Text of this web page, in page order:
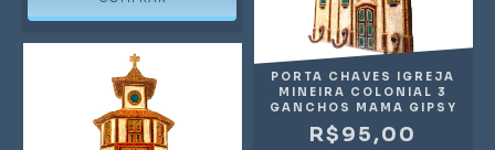
PORTA CHAVES IGREJA
MINEIRA COLONIAL 3
GANCHOS MAMA GIPSY
R$95,00